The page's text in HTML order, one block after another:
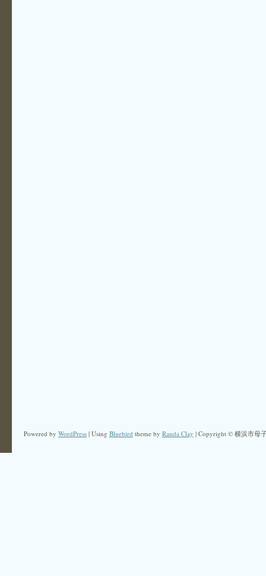
Powered by WordPress | Using Bluebird theme by Randa Clay | Copyright © 横浜市母